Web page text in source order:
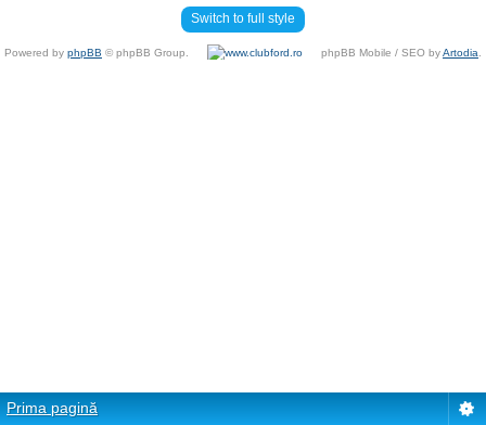
Switch to full style
Powered by phpBB © phpBB Group. phpBB Mobile / SEO byArtodia
Prima pagină